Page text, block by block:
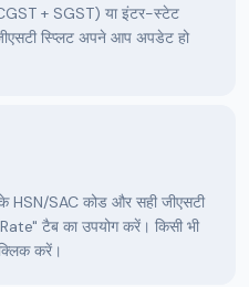
+ SGST) या इंटर-स्टेट
स्प्लिट अपने आप अपडेट हो
HSN/SAC कोड और सही जीएसटी
टैब का उपयोग करें। किसी भी
करें।